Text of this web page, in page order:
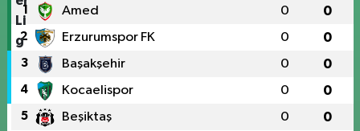
1 Amed 0 0
2 Erzurumspor FK 0 0
3 Başakşehir 0 0
4 Kocaelispor 0 0
5 Beşiktaş 0 0